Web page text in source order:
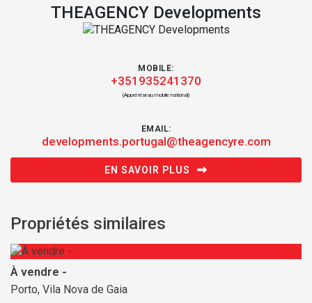
THEAGENCY Developments
MOBILE:
+351935241370
(Appel réseau mobile national)
EMAIL:
developments.portugal@theagencyre.com
EN SAVOIR PLUS
Propriétés similaires
À vendre -
Porto, Vila Nova de Gaia